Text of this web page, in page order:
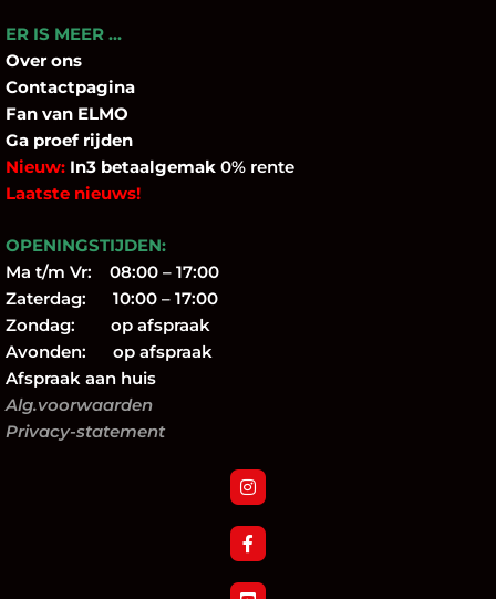
ER IS MEER …
Over ons
Contactpagina
Fan van ELMO
Ga proef rijden
Nieuw: In3 betaalgemak 0% rente
Laatste nieuws!
OPENINGSTIJDEN:
Ma t/m Vr: 08:00 – 17:00
Zaterdag: 10:00 – 17:00
Zondag: op afspraak
Avonden: op afspraak
Afspraak aan huis
Alg.voorwaarden
Privacy-statement